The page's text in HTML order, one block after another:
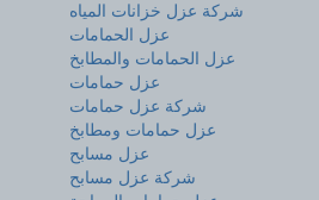
شركة عزل خزانات المياه
عزل الحمامات
عزل الحمامات والمطابخ
عزل حمامات
شركة عزل حمامات
عزل حمامات ومطابخ
عزل مسابح
شركة عزل مسابح